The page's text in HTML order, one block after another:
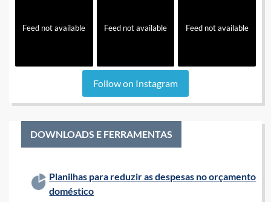
Feed not available Feed not available Feed not available
Follow on Instagram
DOWNLOADS E FERRAMENTAS
Planilhas para reduzir as despesas no orçamento
doméstico